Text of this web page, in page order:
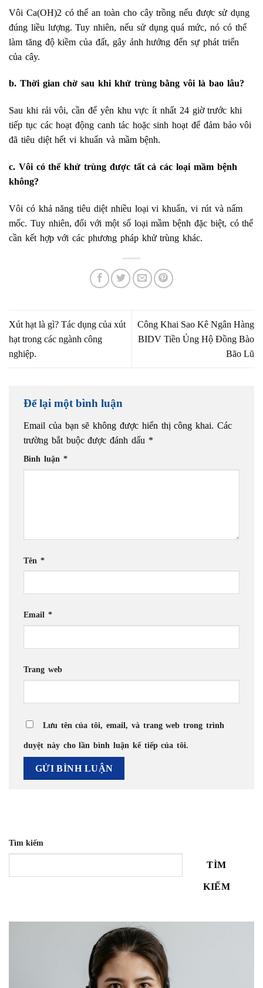
Vôi Ca(OH)2 có thể an toàn cho cây trồng nếu được sử dụng
đúng liều lượng. Tuy nhiên, nếu sử dụng quá mức, nó có thể
làm tăng độ kiềm của đất, gây ảnh hưởng đến sự phát triển
của cây.
b. Thời gian chờ sau khi khử trùng bằng vôi là bao lâu?
Sau khi rải vôi, cần để yên khu vực ít nhất 24 giờ trước khi
tiếp tục các hoạt động canh tác hoặc sinh hoạt để đảm bảo vôi
đã tiêu diệt hết vi khuẩn và mầm bệnh.
c. Vôi có thể khử trùng được tất cả các loại mầm bệnh
không?
Vôi có khả năng tiêu diệt nhiều loại vi khuẩn, vi rút và nấm
mốc. Tuy nhiên, đối với một số loại mầm bệnh đặc biệt, có thể
cần kết hợp với các phương pháp khử trùng khác.
Xút hạt là gì? Tác dụng của xút
hạt trong các ngành công
nghiệp.
Công Khai Sao Kê Ngân Hàng
BIDV Tiền Ủng Hộ Đồng Bào
Bão Lũ
Để lại một bình luận
Email của bạn sẽ không được hiển thị công khai. Các
trường bắt buộc được đánh dấu *
Bình luận *
Tên *
Email *
Trang web
Lưu tên của tôi, email, và trang web trong trình
duyệt này cho lần bình luận kế tiếp của tôi.
Tìm kiếm
TÌM
KIẾM